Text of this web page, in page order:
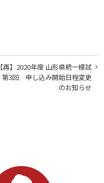
【再】2020年度 山形県統一模試
第3回 申し込み開始日程変更
のお知らせ